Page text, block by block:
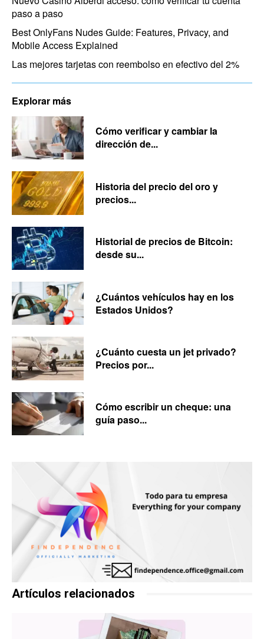
paso a paso
Best OnlyFans Nudes Guide: Features, Privacy, and
Mobile Access Explained
Las mejores tarjetas con reembolso en efectivo del 2%
Explorar más
Cómo verificar y cambiar la
dirección de...
Historia del precio del oro y
precios...
Historial de precios de Bitcoin:
desde su...
¿Cuántos vehículos hay en los
Estados Unidos?
¿Cuánto cuesta un jet privado?
Precios por...
Cómo escribir un cheque: una
guía paso...
Artículos relacionados